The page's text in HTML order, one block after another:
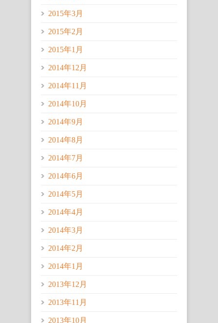
2015年3月
2015年2月
2015年1月
2014年12月
2014年11月
2014年10月
2014年9月
2014年8月
2014年7月
2014年6月
2014年5月
2014年4月
2014年3月
2014年2月
2014年1月
2013年12月
2013年11月
2013年10月